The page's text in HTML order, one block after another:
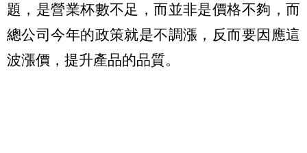
題，是營業杯數不足，而並非是價格不夠，而
總公司今年的政策就是不調漲，反而要因應這
波漲價，提升產品的品質。